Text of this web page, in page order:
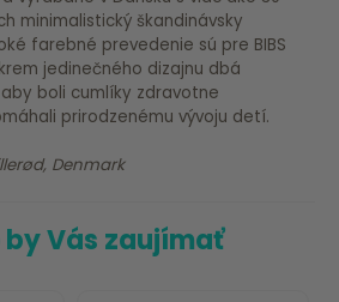
minimalistický škandinávsky
farebné prevedenie sú pre BIBS
jedinečného dizajnu dbá
aby boli cumlíky zdravotne
prirodzenému vývoju detí.
Denmark
by Vás zaujímať